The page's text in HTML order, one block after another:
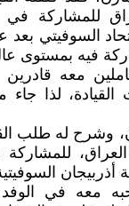
للمشاركة في
السوفيتي
فيه بمستوى
معه
لذا
وشرح له طلب
للمشاركة
معه في